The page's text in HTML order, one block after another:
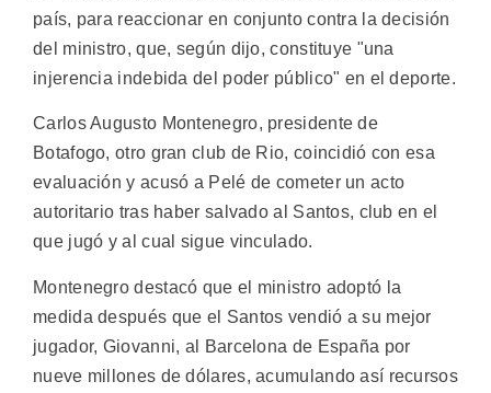
país, para reaccionar en conjunto contra la decisión
del ministro, que, según dijo, constituye "una
injerencia indebida del poder público" en el deporte.
Carlos Augusto Montenegro, presidente de
Botafogo, otro gran club de Rio, coincidió con esa
evaluación y acusó a Pelé de cometer un acto
autoritario tras haber salvado al Santos, club en el
que jugó y al cual sigue vinculado.
Montenegro destacó que el ministro adoptó la
medida después que el Santos vendió a su mejor
jugador, Giovanni, al Barcelona de España por
nueve millones de dólares, acumulando así recursos